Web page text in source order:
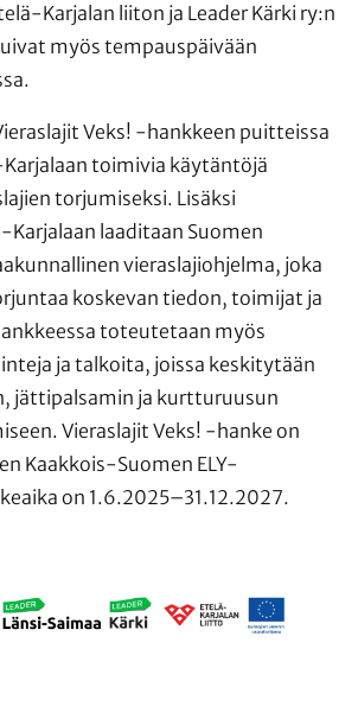
Karjalan liiton ja Leader Kärki ry:n
myös tempauspäivään
Veks! -hankkeen puitteissa
toimivia käytäntöjä
torjumiseksi. Lisäksi
Karjalaan laaditaan Suomen
vieraslajiohjelma, joka
koskevan tiedon, toimijat ja
toteutetaan myös
ja talkoita, joissa keskitytään
jättipalsamin ja kurtturuusun
Vieraslajit Veks! -hanke on
Kaakkois-Suomen ELY-
on 1.6.2025–31.12.2027.